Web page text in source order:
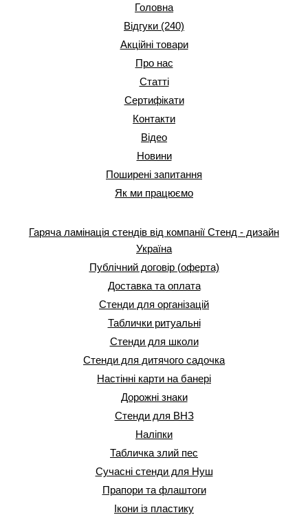
Головна
Відгуки (240)
Акційні товари
Про нас
Статті
Сертифікати
Контакти
Відео
Новини
Поширені запитання
Як ми працюємо
Гаряча ламінація стендів від компанії Стенд - дизайн
Україна
Публічний договір (оферта)
Доставка та оплата
Стенди для організацій
Таблички ритуальні
Стенди для школи
Стенди для дитячого садочка
Настінні карти на банері
Дорожні знаки
Стенди для ВНЗ
Наліпки
Табличка злий пес
Сучасні стенди для Нуш
Прапори та флаштоги
Ікони із пластику